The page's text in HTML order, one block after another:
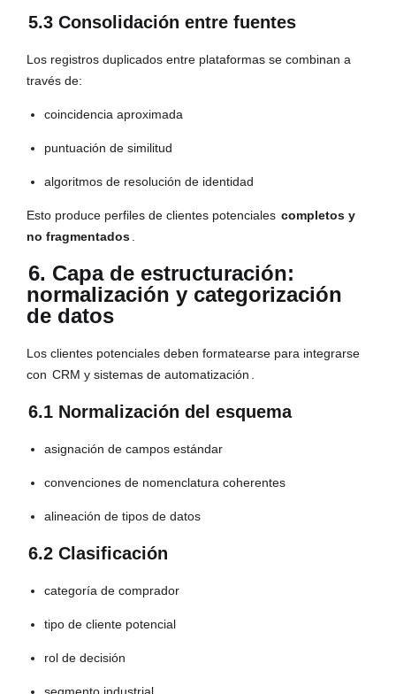
5.3 Consolidación entre fuentes
Los registros duplicados entre plataformas se combinan a
través de:
coincidencia aproximada
puntuación de similitud
algoritmos de resolución de identidad
Esto produce perfiles de clientes potenciales completos y
no fragmentados.
6. Capa de estructuración:
normalización y categorización
de datos
Los clientes potenciales deben formatearse para integrarse
con CRM y sistemas de automatización .
6.1 Normalización del esquema
asignación de campos estándar
convenciones de nomenclatura coherentes
alineación de tipos de datos
6.2 Clasificación
categoría de comprador
tipo de cliente potencial
rol de decisión